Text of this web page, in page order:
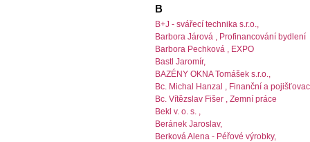
B
B+J - svářecí technika s.r.o.,
Barbora Járová , Profinancování bydlení
Barbora Pechková , EXPO
Bastl Jaromír,
BAZÉNY OKNA Tomášek s.r.o.,
Bc. Michal Hanzal , Finanční a
Bc. Vítězslav Fišer , Zemní práce
Bekl v. o. s. ,
Beránek Jaroslav,
Berková Alena - Péřové výrobky,